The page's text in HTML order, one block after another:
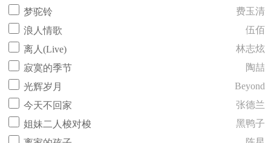
梦驼铃
费玉清
浪人情歌
伍佰
离人(Live)
林志炫
寂寞的季节
陶喆
光辉岁月
Beyond
今天不回家
张德兰
姐妹二人梭对梭
黑鸭子